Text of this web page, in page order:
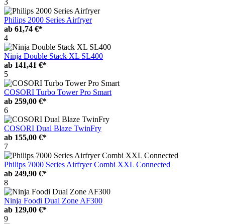
Philips 2000 Series Airfryer
ab 61,74 €*
4
Ninja Double Stack XL SL400
ab 141,41 €*
5
COSORI Turbo Tower Pro Smart
ab 259,00 €*
6
COSORI Dual Blaze TwinFry
ab 155,00 €*
7
Philips 7000 Series Airfryer Combi XXL Connected
ab 249,90 €*
8
Ninja Foodi Dual Zone AF300
ab 129,00 €*
9